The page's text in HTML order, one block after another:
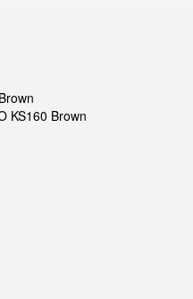
KS160 Brown